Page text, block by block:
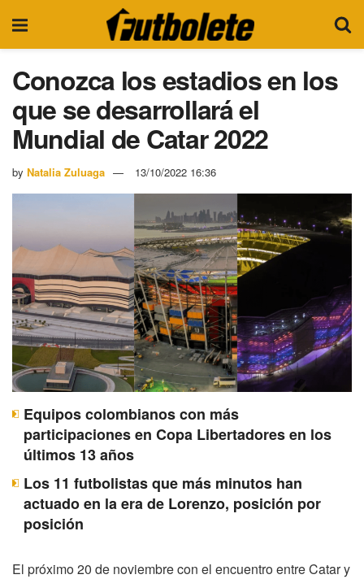
Conozca los estadios en los
que se desarrollará el
Mundial de Catar 2022
by Natalia Zuluaga 13/10/2022 16:36
Equipos colombianos con más
participaciones en Copa Libertadores en los
últimos 13 años
Los 11 futbolistas que más minutos han
actuado en la era de Lorenzo, posición por
posición
El próximo 20 de noviembre con el encuentro entre Catar y